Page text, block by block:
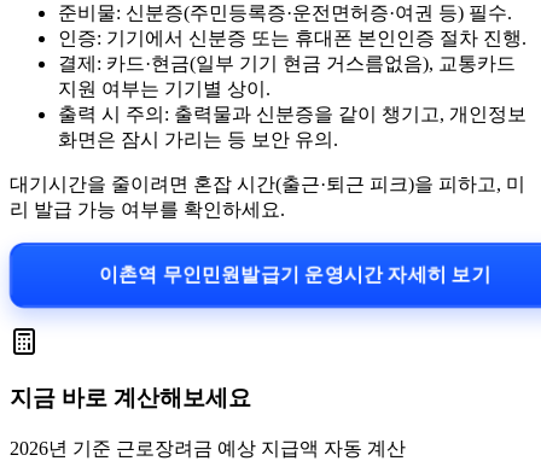
준비물: 신분증(주민등록증·운전면허증·여권 등) 필수.
인증: 기기에서 신분증 또는 휴대폰 본인인증 절차 진행.
결제: 카드·현금(일부 기기 현금 거스름없음), 교통카드
지원 여부는 기기별 상이.
출력 시 주의: 출력물과 신분증을 같이 챙기고, 개인정보
화면은 잠시 가리는 등 보안 유의.
대기시간을 줄이려면 혼잡 시간(출근·퇴근 피크)을 피하고, 미
리 발급 가능 여부를 확인하세요.
이촌역 무인민원발급기 운영시간 자세히 보기
지금 바로 계산해보세요
2026년 기준 근로장려금 예상 지급액 자동 계산